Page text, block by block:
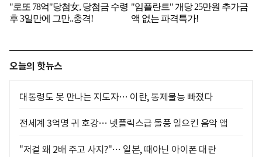
오늘의 핫뉴스
대통령도 못 만나는 지도자… 이란, 통제불능 빠졌다
전세계 3억명 귀 호강… 넷플릭스급 돌풍 일으킨 음악 앱
"저걸 왜 2배 주고 사지?"… 일본, 때아닌 아이폰 대란